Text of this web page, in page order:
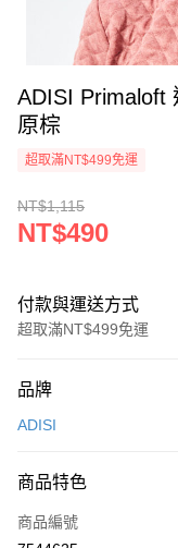
ADISI Primaloft
原棕
超取滿NT$499免運
NT$1,115
NT$490
付款與運送方式
超取滿NT$499免運
信用卡一次付款
LINE Pay
Apple Pay
品牌
ADISI
商品特色
商品編號